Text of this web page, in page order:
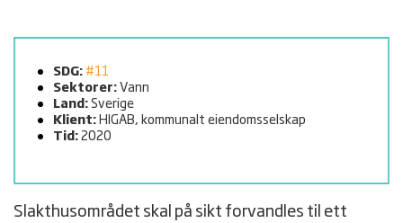
SDG: #11
Sektorer: Vann
Land: Sverige
Klient: HIGAB, kommunalt eiendomsselskap
Tid: 2020
Slakthusområdet skal på sikt forvandles til ett